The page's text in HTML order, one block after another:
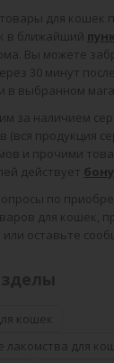
для кошек
в ближайший
Вы можете
30 минут
в выбранном
за наличием
(вся продукция
и прочими
действует
по
для кошек,
оставьте
кошек
для